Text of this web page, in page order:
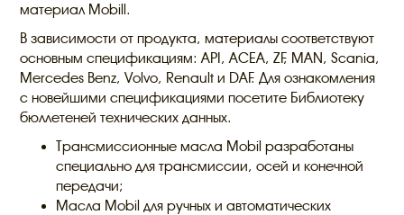
материал Mobill.
В зависимости от продукта, материалы соответствуют
основным спецификациям: API, ACEA, ZF, MAN, Scania,
Mercedes Benz, Volvo, Renault и DAF. Для ознакомления
с новейшими спецификациями посетите Библиотеку
бюллетеней технических данных.
Трансмиссионные масла Mobil разработаны
специально для трансмиссии, осей и конечной
передачи;
Масла Mobil для ручных и автоматических